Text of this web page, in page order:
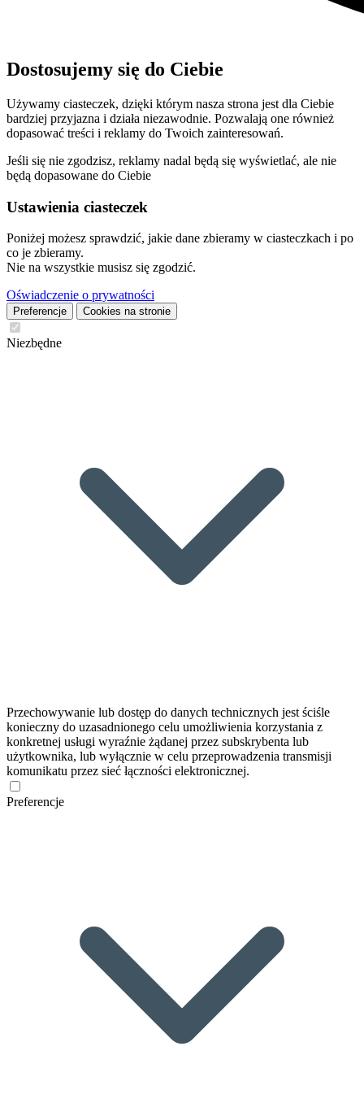
Dostosujemy się do Ciebie
Używamy ciasteczek, dzięki którym nasza strona jest dla Ciebie
bardziej przyjazna i działa niezawodnie. Pozwalają one również
dopasować treści i reklamy do Twoich zainteresowań.
Jeśli się nie zgodzisz, reklamy nadal będą się wyświetlać, ale nie
będą dopasowane do Ciebie
Ustawienia ciasteczek
Poniżej możesz sprawdzić, jakie dane zbieramy w ciasteczkach i po
co je zbieramy.
Nie na wszystkie musisz się zgodzić.
Oświadczenie o prywatności
Preferencje Cookies na stronie
Niezbędne
Przechowywanie lub dostęp do danych technicznych jest ściśle
konieczny do uzasadnionego celu umożliwienia korzystania z
konkretnej usługi wyraźnie żądanej przez subskrybenta lub
użytkownika, lub wyłącznie w celu przeprowadzenia transmisji
komunikatu przez sieć łączności elektronicznej.
Preferencje